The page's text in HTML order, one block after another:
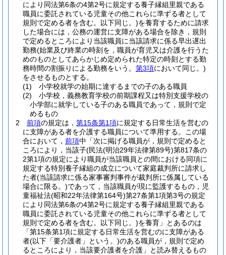
により同法第6条の4第2号に規定する養子縁組里親である
職員に委託されている児童その他これらに準ずる者として
規則で定める者を含む。以下同じ。)を養育するために請求
した場合には，公務の運営に支障がある場合を除き，規則
で定めるところにより当該職員に当該請求に係る早出遅出
勤務(始業及び終業の時刻を，職員が育児又は介護を行うた
めのものとしてあらかじめ定められた特定の時刻とする勤
務時間の割振りによる勤務をいう。 第3項において同じ。)
をさせるものとする。
(1)
小学校就学の始期に達するまでの子のある職員
(2)
小学校，義務教育学校の前期課程又は特別支援学校の
小学部に就学している子のある職員であって，規則で定
めるもの
2
前項の規定は， 第15条第1項に規定する日常生活を営むの
に支障がある者を介護する職員について準用する。
この場
合において， 前項中「次に掲げる職員が，規則で定めると
ころにより，当該子(民法(明治29年法律第89号)第817条の
2第1項の規定により職員が当該職員との間における同項に
規定する特別養子縁組の成立について家庭裁判所に請求し
た者(当該請求に係る家事審判事件が裁判所に係属している
場合に限る。)であって，当該職員が現に監護するもの，児
童福祉法(昭和22年法律第164号)第27条第1項第3号の規定
により同法第6条の4第2号に規定する養子縁組里親である
職員に委託されている児童その他これらに準ずる者として
規則で定める者を含む。以下同じ。)を養育」とあるのは
「第15条第1項に規定する日常生活を営むのに支障がある
者(以下「要介護者」という。)のある職員が，規則で定め
るところにより，当該要介護者を介護」と読み替えるもの